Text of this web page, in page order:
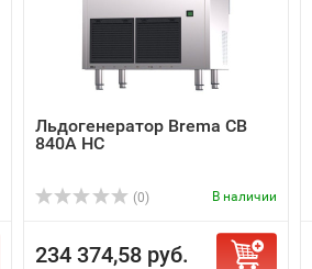
Льдогенератор Brema CB
840A HC
(0) В наличии
234 374,58 руб.